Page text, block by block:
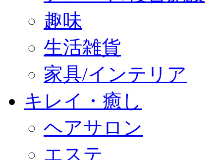
趣味
生活雑貨
家具/インテリア
キレイ・癒し
ヘアサロン
エステ